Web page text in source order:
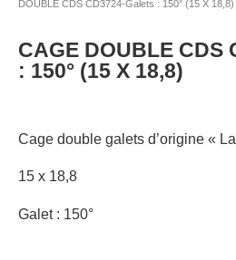
DOUBLE CDS CD3724-Galets : 150° (15 X 18,8)
CAGE DOUBLE CDS
: 150° (15 X 18,8)
Cage double galets d’origine «
15 x 18,8
Galet : 150°